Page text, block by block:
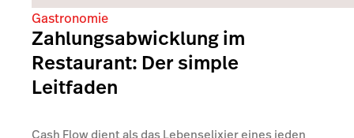
Gastronomie
Zahlungsabwicklung im
Restaurant: Der simple
Leitfaden
Cash Flow dient als das Lebenselixier eines jeden